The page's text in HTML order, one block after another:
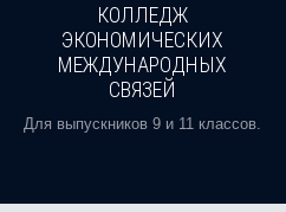
КОЛЛЕДЖ
ЭКОНОМИЧЕСКИХ
МЕЖДУНАРОДНЫХ
СВЯЗЕЙ
Для выпускников 9 и 11 классов.